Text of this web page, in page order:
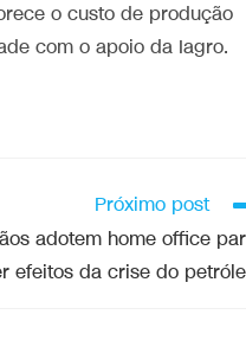
o custo de produção
com o apoio da Iagro.
Próximo post
adotem home office
efeitos da crise do